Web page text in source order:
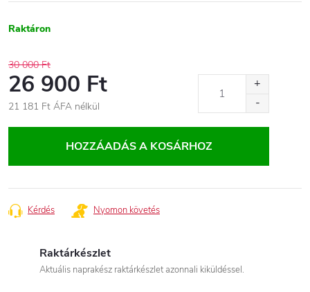
Raktáron
30 000 Ft
26 900 Ft
21 181 Ft ÁFA nélkül
HOZZÁADÁS A KOSÁRHOZ
Kérdés Nyomon követés
Raktárkészlet
Aktuális naprakész raktárkészlet azonnali kiküldéssel.